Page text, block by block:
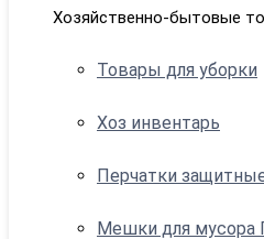
Хозяйственно-бытовые
Товары для уборки
Хоз инвентарь
Перчатки
Мешки для мусора